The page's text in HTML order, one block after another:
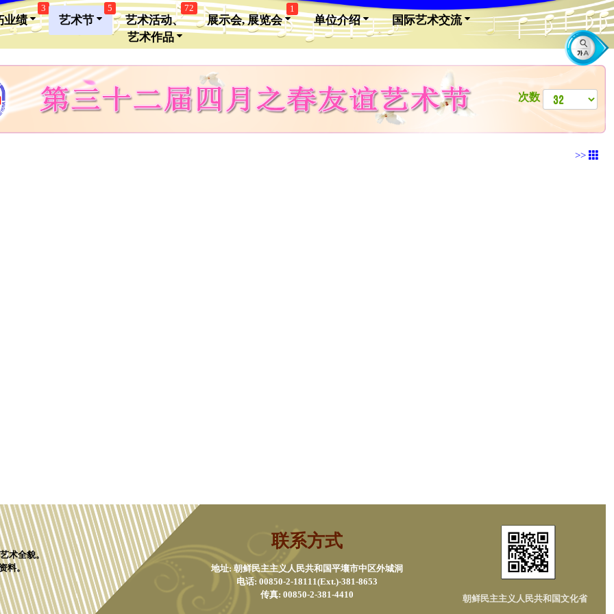
业绩
3
艺术节
5
艺术活动、
艺术作品
72
展示会, 展览会
1
单位介绍 国际艺术交流
次数
>>
术全貌。
料。
联系方式
地址: 朝鲜民主主义人民共和国平壤市中区外城洞
电话: 00850-2-18111(Ext.)-381-8653
传真: 00850-2-381-4410
朝鲜民主主义人民共和国文化省